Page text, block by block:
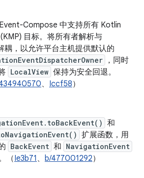
Compose 中支持所有 Kotlin
目标。将所有者解析与
耦，以允许平台主机提供默认的
，同时
LocalView 保持为安全回退。
、 Iccf58）
和
扩展函数，用
BackEvent 和 NavigationEvent
（Ie3b71 、 b/477001292）